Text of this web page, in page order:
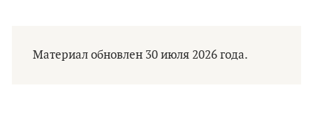
Материал обновлен 30 июля 2026 года.